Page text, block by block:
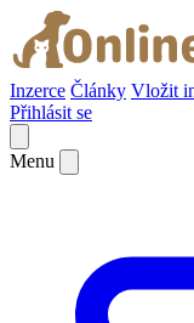
Inzerce Články Vložit
Přihlásit se
Menu